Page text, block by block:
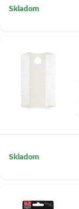
Skladom
Skladom